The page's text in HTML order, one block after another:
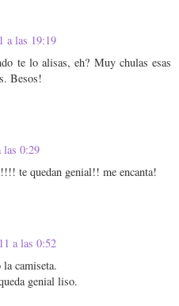
a las 19:19
te lo alisas, eh? Muy chulas esas
Besos!
las 0:29
te quedan genial!! me encanta!
a las 0:52
camiseta.
genial liso.